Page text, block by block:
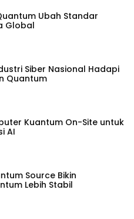
Ubah Standar
Global
Siber Nasional Hadapi
Quantum
Kuantum On-Site untuk
AI
Source Bikin
Lebih Stabil